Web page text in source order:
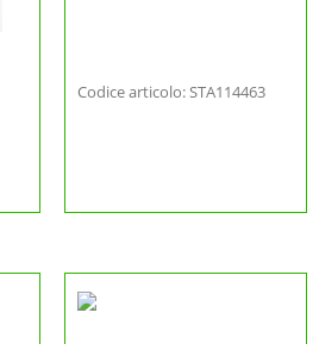
Codice articolo: STA114463